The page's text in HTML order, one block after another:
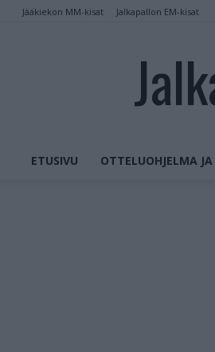
Jääkiekon MM-kisat Jalkapallon EM-kisat
ETUSIVU OTTELUOHJELMA